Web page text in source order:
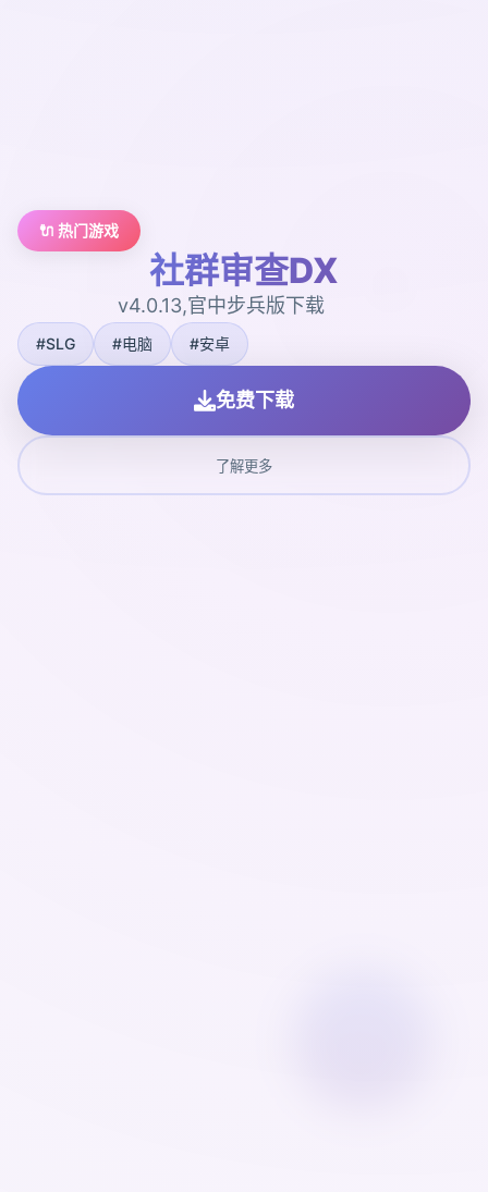
🔌 热门游戏
社群审查DX
v4.0.13,官中步兵版下载
#SLG #电脑 #安卓
免费下载
了解更多